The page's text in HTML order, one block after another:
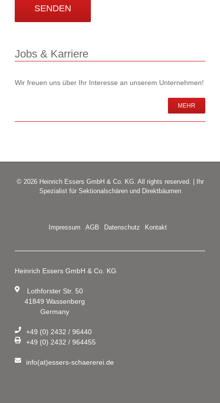
Jobs & Karriere
Wir freuen uns über Ihr Interesse an unserem Unternehmen!
MEHR
© 2026 Heinrich Essers GmbH & Co. KG. All rights reserved. | Ihr
Spezialist für Sektionalschären und Direktbäumen
Impressum AGB Datenschutz Kontakt
Heinrich Essers GmbH & Co. KG
Lothforster Str. 50
41849 Wassenberg
Germany
+49 (0) 2432 / 96440
+49 (0) 2432 / 964455
info(at)essers-schaererei.de